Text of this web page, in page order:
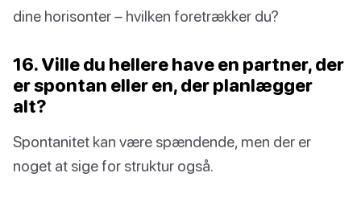
dine horisonter – hvilken foretrækker du?
16. Ville du hellere have en partner, der
er spontan eller en, der planlægger
alt?
Spontanitet kan være spændende, men der er
noget at sige for struktur også.